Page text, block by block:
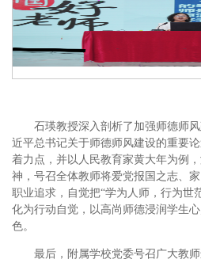
石瑛教授深入剖析了加强师德师
近平总书记关于师德师风建设的重要
着力点，并以人民教育家黄大年为例
神，号召全体教师将爱党报国之志、
职业追求，自觉把“学为人师，行为世
化为行动自觉，以高尚师德浸润学生
色。
最后，附属学校党委号召广大教